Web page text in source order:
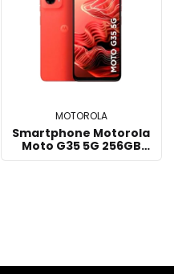
MOTOROLA
Smartphone Motorola
Moto G35 5G 256GB
12GB Ram (4GB + 8GB